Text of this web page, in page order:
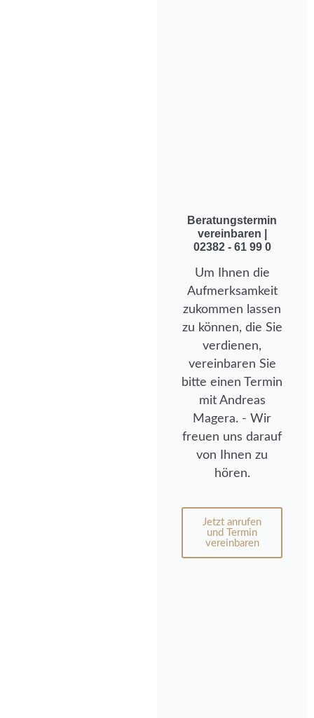
Beratungstermin
vereinbaren |
02382 - 61 99 0
Um Ihnen die
Aufmerksamkeit
zukommen lassen
zu können, die Sie
verdienen,
vereinbaren Sie
bitte einen Termin
mit Andreas
Magera. - Wir
freuen uns darauf
von Ihnen zu
hören.
Jetzt anrufen
und Termin
vereinbaren